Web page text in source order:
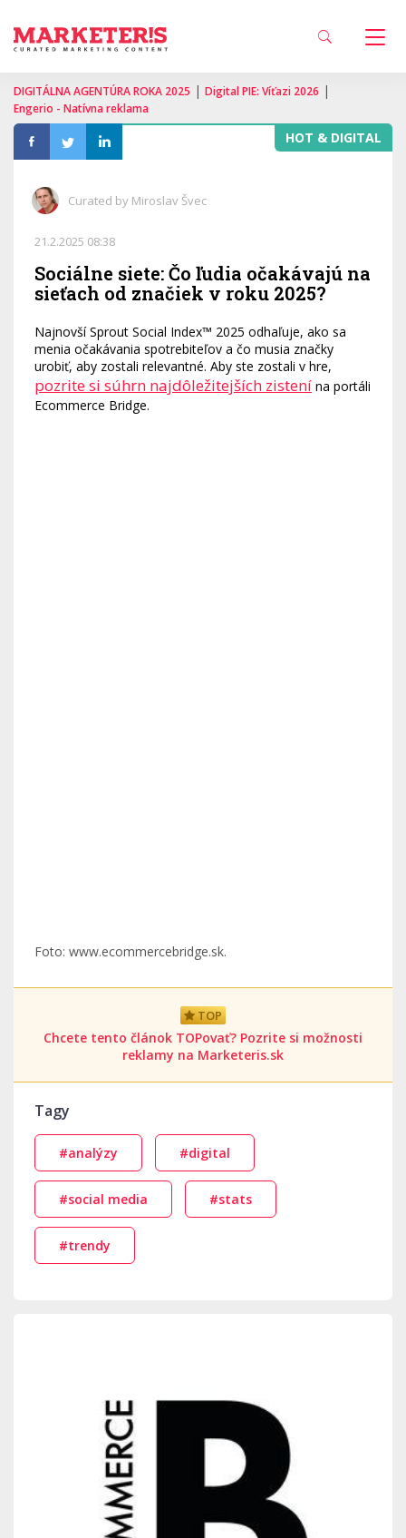
DIGITÁLNA AGENTÚRA ROKA 2025 | Digital PIE: Víťazi 2026 |
Engerio - Natívna reklama
HOT & DIGITAL
Curated by Miroslav Švec
21.2.2025 08:38
Sociálne siete: Čo ľudia očakávajú na
sieťach od značiek v roku 2025?
Najnovší Sprout Social Index™ 2025 odhaľuje, ako sa
menia očakávania spotrebiteľov a čo musia značky
urobiť, aby zostali relevantné. Aby ste zostali v hre,
pozrite si súhrn najdôležitejších zistení na portáli
Ecommerce Bridge.
Foto: www.ecommercebridge.sk.
TOP
Chcete tento článok TOPovať? Pozrite si možnosti
reklamy na Marketeris.sk
Tagy
#analýzy #digital
#social media #stats
#trendy